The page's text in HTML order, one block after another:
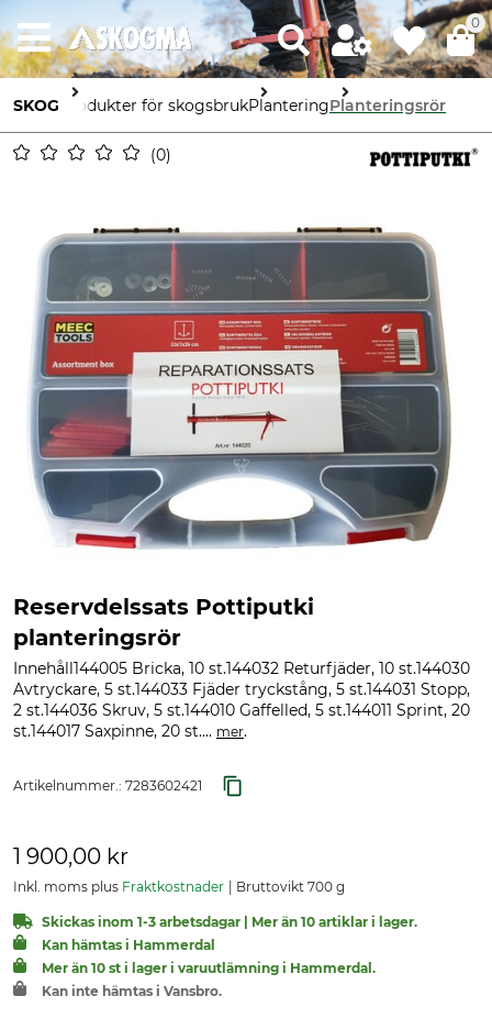
0
SKOG Produkter för skogsbrukPlanteringPlanteringsrör
0
Reservdelssats Pottiputki
planteringsrör
Innehåll144005 Bricka, 10 st.144032 Returfjäder, 10 st.144030
Avtryckare, 5 st.144033 Fjäder tryckstång, 5 st.144031 Stopp,
2 st.144036 Skruv, 5 st.144010 Gaffelled, 5 st.144011 Sprint, 20
st.144017 Saxpinne, 20 st.... mer.
Artikelnummer.: 7283602421
1 900,00 kr
Inkl. moms plus Fraktkostnader Bruttovikt 700 g
Skickas inom 1-3 arbetsdagar | Mer än 10 artiklar i lager.
Kan hämtas i Hammerdal
Mer än 10 st i lager i varuutlämning i Hammerdal.
Kan inte hämtas i Vansbro.